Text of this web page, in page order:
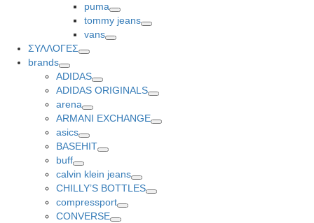
puma
Toggle
tommy jeans
vans
ΣΥΛΛΟΓΕΣ
brands
Toggle
ADIDAS
Toggle
ADIDAS ORIGINALS
arena
Toggle
ARMANI EXCHANGE
asics
Toggle
BASEHIT
buff
Toggle
calvin klein jeans
Toggle
CHILLY’S BOTTLES
compressport
CONVERSE